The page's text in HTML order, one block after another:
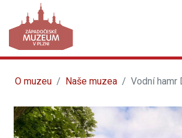
O muzeu Naše muzea Vodní hamr